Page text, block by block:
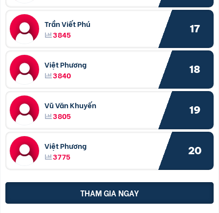
Trần Viết Phú
3845
17
Việt Phương
3840
18
Vũ Văn Khuyến
3805
19
Việt Phương
3775
20
THAM GIA NGAY